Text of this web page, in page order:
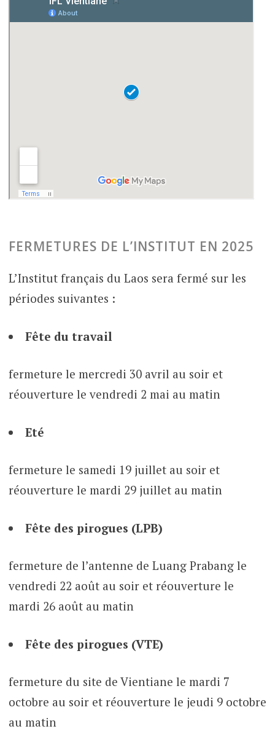
FERMETURES DE L’INSTITUT EN 2025
L’Institut français du Laos sera fermé sur les
périodes suivantes :
Fête du travail
fermeture le mercredi 30 avril au soir et
réouverture le vendredi 2 mai au matin
Eté
fermeture le samedi 19 juillet au soir et
réouverture le mardi 29 juillet au matin
Fête des pirogues (LPB)
fermeture de l’antenne de Luang Prabang le
vendredi 22 août au soir et réouverture le
mardi 26 août au matin
Fête des pirogues (VTE)
fermeture du site de Vientiane le mardi 7
octobre au soir et réouverture le jeudi 9 octobre
au matin